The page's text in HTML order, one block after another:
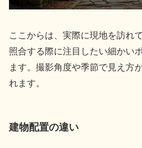
ここからは、実際に現地を訪れ
照合する際に注目したい細かい
ます。撮影角度や季節で見え方
れます。
建物配置の違い